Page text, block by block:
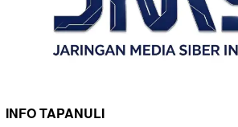
INFO TAPANULI